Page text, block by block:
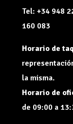
Tel: +34 948
160 083
Horario de
la misma.
Horario de
de 09:00 a